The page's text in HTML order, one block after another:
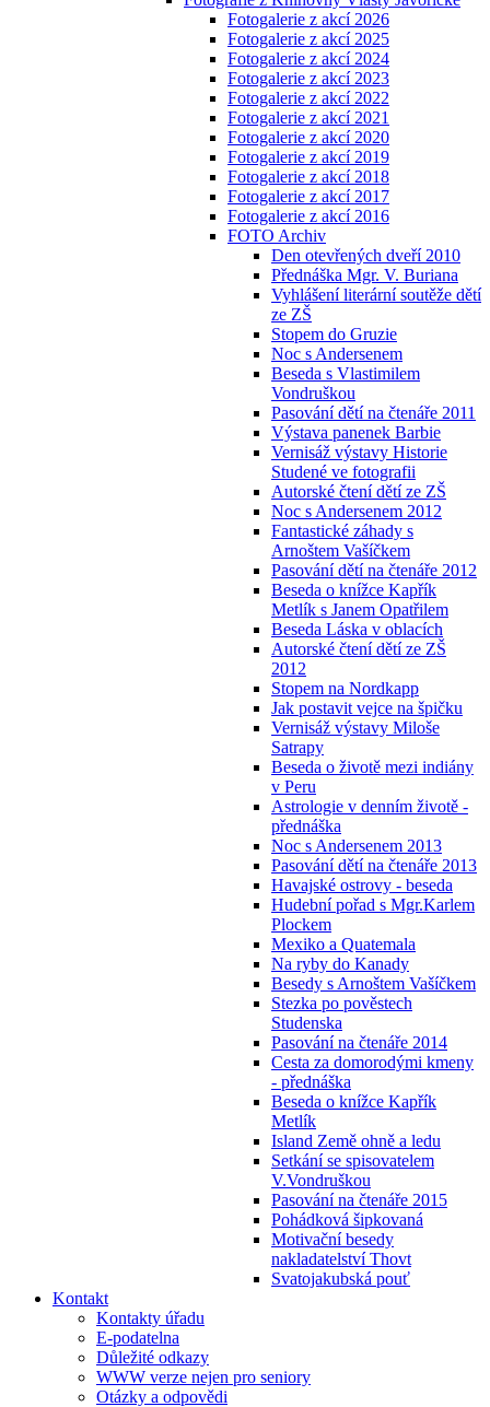
Fotogalerie z akcí 2026
Fotogalerie z akcí 2025
Fotogalerie z akcí 2024
Fotogalerie z akcí 2023
Fotogalerie z akcí 2022
Fotogalerie z akcí 2021
Fotogalerie z akcí 2020
Fotogalerie z akcí 2019
Fotogalerie z akcí 2018
Fotogalerie z akcí 2017
Fotogalerie z akcí 2016
FOTO Archiv
Den otevřených dveří 2010
Přednáška Mgr. V. Buriana
Vyhlášení literární soutěže dětí
ze ZŠ
Stopem do Gruzie
Noc s Andersenem
Beseda s Vlastimilem
Vondruškou
Pasování dětí na čtenáře 2011
Výstava panenek Barbie
Vernisáž výstavy Historie
Studené ve fotografii
Autorské čtení dětí ze ZŠ
Noc s Andersenem 2012
Fantastické záhady s
Arnoštem Vašíčkem
Pasování dětí na čtenáře 2012
Beseda o knížce Kapřík
Metlík s Janem Opatřilem
Beseda Láska v oblacích
Autorské čtení dětí ze ZŠ
2012
Stopem na Nordkapp
Jak postavit vejce na špičku
Vernisáž výstavy Miloše
Satrapy
Beseda o životě mezi indiány
v Peru
Astrologie v denním životě -
přednáška
Noc s Andersenem 2013
Pasování dětí na čtenáře 2013
Havajské ostrovy - beseda
Hudební pořad s Mgr.Karlem
Plockem
Mexiko a Quatemala
Na ryby do Kanady
Besedy s Arnoštem Vašíčkem
Stezka po pověstech
Studenska
Pasování na čtenáře 2014
Cesta za domorodými kmeny
- přednáška
Beseda o knížce Kapřík
Metlík
Island Země ohně a ledu
Setkání se spisovatelem
V.Vondruškou
Pasování na čtenáře 2015
Pohádková šipkovaná
Motivační besedy
nakladatelství Thovt
Svatojakubská pouť
Kontakt
Kontakty úřadu
E-podatelna
Důležité odkazy
WWW verze nejen pro seniory
Otázky a odpovědi